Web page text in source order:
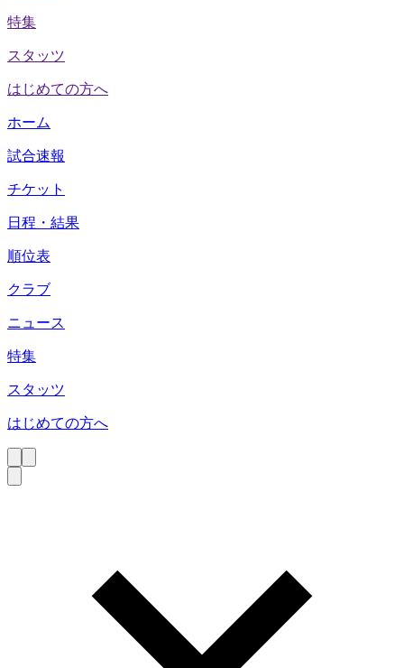
特集
スタッツ
はじめての方へ
ホーム
試合速報
チケット
日程・結果
順位表
クラブ
ニュース
特集
スタッツ
はじめての方へ